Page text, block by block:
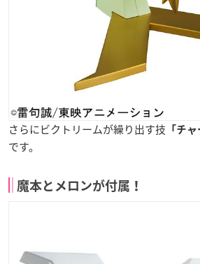
さらにビクトリームが繰り出す技 「チ
です。
魔本とメロンが付属！